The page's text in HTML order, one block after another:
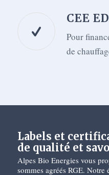
CEE
Pour
de
Labels et
de qualité et
Alpes Bio Energies vous
sommes agréés RGE.